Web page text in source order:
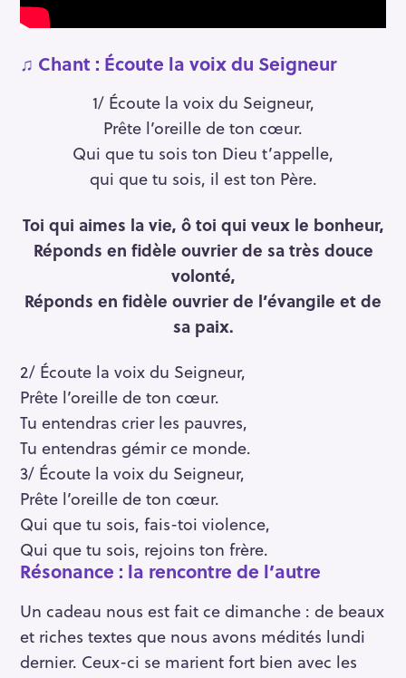
♫ Chant : Écoute la voix du Seigneur
1/ Écoute la voix du Seigneur,
Prête l’oreille de ton cœur.
Qui que tu sois ton Dieu t’appelle,
qui que tu sois, il est ton Père.
Toi qui aimes la vie, ô toi qui veux le bonheur,
Réponds en fidèle ouvrier de sa très douce
volonté,
Réponds en fidèle ouvrier de l’évangile et de
sa paix.
2/ Écoute la voix du Seigneur,
Prête l’oreille de ton cœur.
Tu entendras crier les pauvres,
Tu entendras gémir ce monde.
3/ Écoute la voix du Seigneur,
Prête l’oreille de ton cœur.
Qui que tu sois, fais-toi violence,
Qui que tu sois, rejoins ton frère.
Résonance : la rencontre de l’autre
Un cadeau nous est fait ce dimanche : de beaux
et riches textes que nous avons médités lundi
dernier. Ceux-ci se marient fort bien avec les